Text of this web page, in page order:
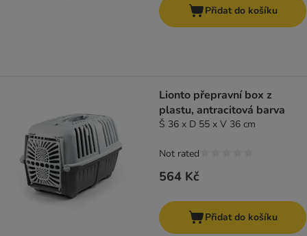
Přidat do košíku
Lionto přepravní box z
plastu, antracitová barva
Š 36 x D 55 x V 36 cm
564 Kč
Not rated
Přidat do košíku